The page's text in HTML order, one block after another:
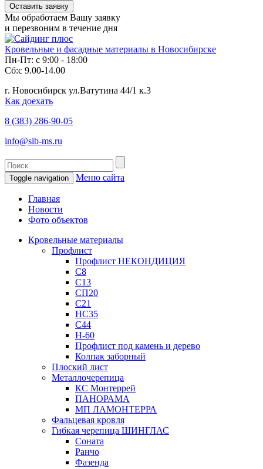
Мы обработаем Вашу заявку
и перезвоним в течение дня
Кровельные и фасадные материалы в Новосибирске
Пн-Пт: с 9:00 - 18:00
Сб:с 9.00-14.00
г. Новосибирск ул.Ватутина 44/1 к.3
Как доехать
8 (383) 286-90-05
info@sib-ms.ru
Toggle navigation Меню сайта
Главная
Новости
Фото объектов
Кровельные материалы
Профлист
Профлист НЕКОНДИЦИЯ
С8
С13
СП20
С21
НС35
С44
Н-60
Профлист под камень и дерево
Колпак заборный
Плоский лист
Металлочерепица
КС Монтеррей
ПАНОРАМА
МП ЛАМОНТЕРРА
Фальцевая кровля
Гибкая черепица ШИНГЛАС
Соната
Ранчо
Фазенда